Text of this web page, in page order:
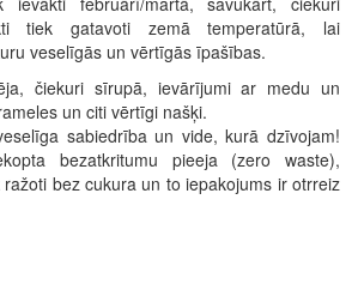
tiek gatavoti zemā temperatūrā, lai
veselīgās un vērtīgās īpašības.
čiekuri sīrupā, ievārījumi ar medu un
un citi vērtīgi našķi.
sabiedrība un vide, kurā dzīvojam!
bezatkritumu pieeja (zero waste),
bez cukura un to iepakojums ir otrreiz